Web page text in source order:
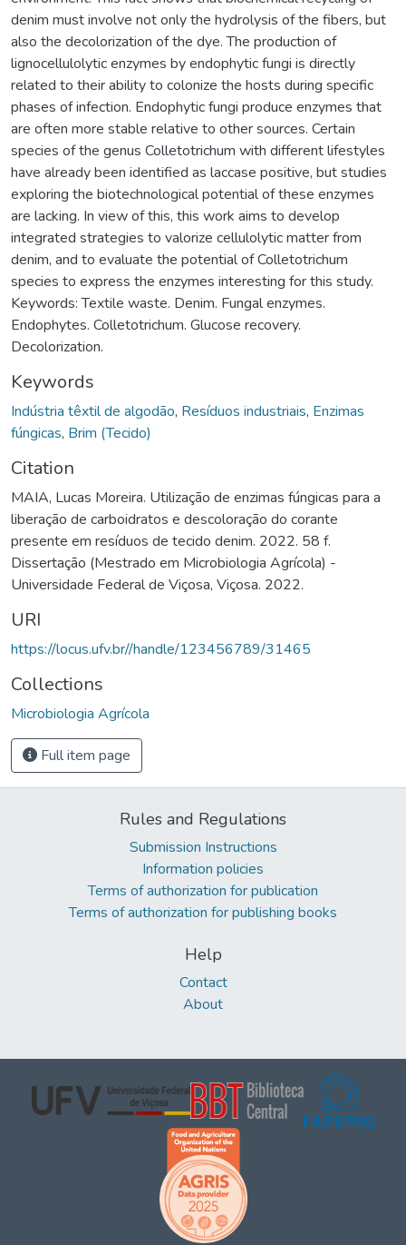
denim must involve not only the hydrolysis of the fibers, but
also the decolorization of the dye. The production of
lignocellulolytic enzymes by endophytic fungi is directly
related to their ability to colonize the hosts during specific
phases of infection. Endophytic fungi produce enzymes that
are often more stable relative to other sources. Certain
species of the genus Colletotrichum with different lifestyles
have already been identified as laccase positive, but studies
exploring the biotechnological potential of these enzymes
are lacking. In view of this, this work aims to develop
integrated strategies to valorize cellulolytic matter from
denim, and to evaluate the potential of Colletotrichum
species to express the enzymes interesting for this study.
Keywords: Textile waste. Denim. Fungal enzymes.
Endophytes. Colletotrichum. Glucose recovery.
Decolorization.
Keywords
Indústria têxtil de algodão, Resíduos industriais, Enzimas
fúngicas, Brim (Tecido)
Citation
MAIA, Lucas Moreira. Utilização de enzimas fúngicas para a
liberação de carboidratos e descoloração do corante
presente em resíduos de tecido denim. 2022. 58 f.
Dissertação (Mestrado em Microbiologia Agrícola) -
Universidade Federal de Viçosa, Viçosa. 2022.
URI
https://locus.ufv.br//handle/123456789/31465
Collections
Microbiologia Agrícola
Full item page
Rules and Regulations
Submission Instructions
Information policies
Terms of authorization for publication
Terms of authorization for publishing books
Help
Contact
About